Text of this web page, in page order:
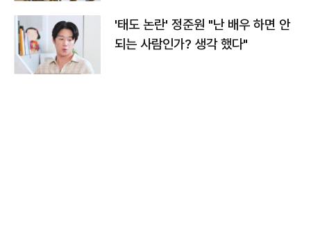
'태도 논란' 정준원 "난 배우 하면 안
되는 사람인가? 생각 했다"